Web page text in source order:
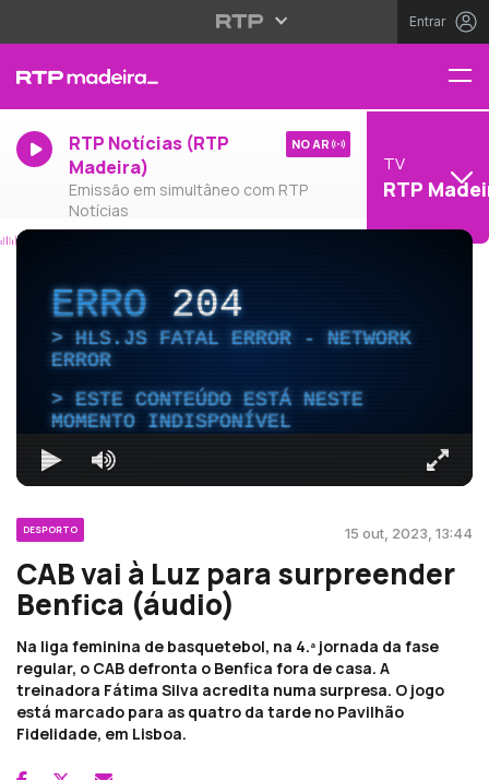
Entrar
RTP Notícias (RTP
Madeira)
Emissão em simultâneo com RTP
Notícias
NO AR
TV
RTP
ERRO204
HLS.JS FATAL ERROR - NETWORK
ERROR
ESTE CONTEÚDO ESTÁ NESTE
MOMENTO INDISPONÍVEL
DESPORTO 15 out, 2023, 13:44
CAB vai à Luz para surpreender
Benfica (áudio)
Na liga feminina de basquetebol, na 4.ª jornada da fase
regular, o CAB defronta o Benfica fora de casa. A
treinadora Fátima Silva acredita numa surpresa. O jogo
está marcado para as quatro da tarde no Pavilhão
Fidelidade, em Lisboa.